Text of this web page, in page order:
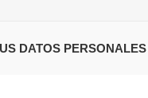
DATOS PERSONALES